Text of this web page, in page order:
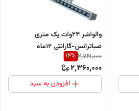
والواشر ۲۴وات یک متری
صباترانس-گارانتی ۱۲ماه
2,761,000
14%
2,360,000
افزودن به سبد